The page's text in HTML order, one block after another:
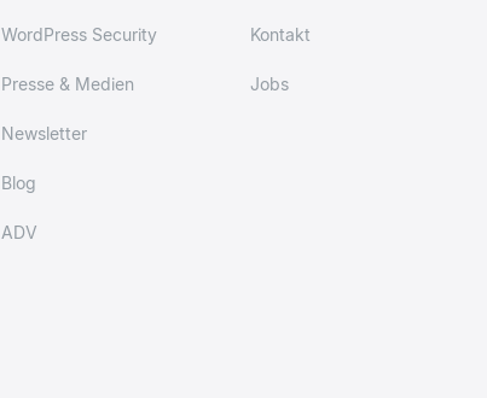
WordPress Security
Presse & Medien
Newsletter
Blog
ADV
Kontakt
Jobs